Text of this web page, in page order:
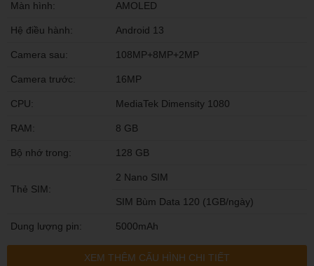
Màn hình: AMOLED
Hệ điều hành: Android 13
Camera sau: 108MP+8MP+2MP
Camera trước: 16MP
CPU: MediaTek Dimensity 1080
RAM: 8 GB
Bộ nhớ trong: 128 GB
Thẻ SIM:
2 Nano SIM
SIM Bùm Data 120 (1GB/ngày)
Dung lượng pin: 5000mAh
XEM THÊM CẤU HÌNH CHI TIẾT